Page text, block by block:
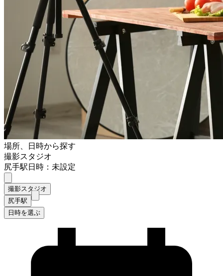
場所、日時から探す
撮影スタジオ
尻手駅日時：未設定
撮影スタジオ
尻手駅
日時を選ぶ